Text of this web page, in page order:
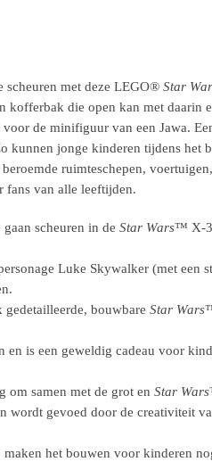
scheuren met deze LEGO® Star
die open kan met
de minifiguur van een Jawa.
jonge kinderen tijdens het
ruimteschepen,
fans van alle leeftijden.
scheuren in de Star Wars™ X-
Luke Skywalker (met een
bouwbare Star Wars
is een geweldig cadeau voor
om samen met de grot en Star Wars
wordt gevoed door de creativiteit
het bouwen voor kinderen